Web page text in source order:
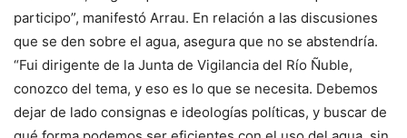
participo”, manifestó Arrau. En relación a las discusiones
que se den sobre el agua, asegura que no se abstendría.
“Fui dirigente de la Junta de Vigilancia del Río Ñuble,
conozco del tema, y eso es lo que se necesita. Debemos
dejar de lado consignas e ideologías políticas, y buscar de